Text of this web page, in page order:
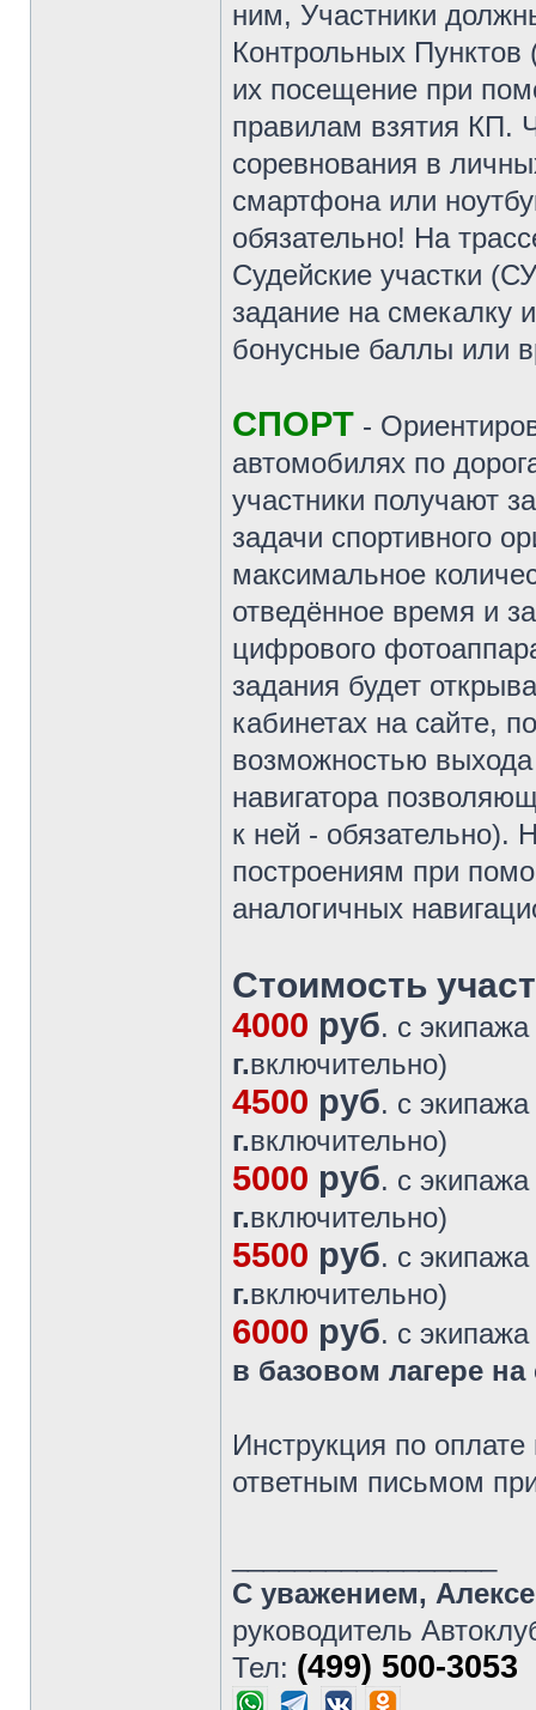
ним, Участники
Контрольных
их посещение при
правилам взятия КП.
соревнования в
смартфона или
обязательно! На
Судейские участки
задание на смекалку
бонусные баллы или
СПОРТ -
автомобилях по
участники получают
задачи спортивного
максимальное
отведённое время и
цифрового
задания будет
кабинетах на сайте,
возможностью
навигатора
к ней - обязательно).
построениям при
аналогичных
Стоимость
4000 руб. с
г.включительно)
4500 руб. с
г.включительно)
5000 руб. с
г.включительно)
5500 руб. с
г.включительно)
6000 руб. с
в базовом лагере на
Инструкция по
ответным письмом
С уважением,
руководитель
Тел: (499) 500-3053